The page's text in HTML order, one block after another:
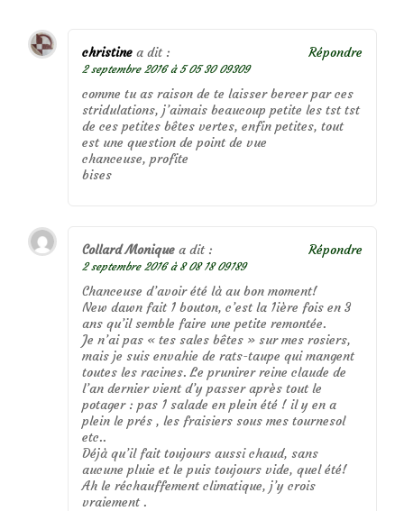
christine a dit :
2 septembre 2016 à 5 05 30 09309
comme tu as raison de te laisser bercer par ces
stridulations, j’aimais beaucoup petite les tst tst
de ces petites bêtes vertes, enfin petites, tout
est une question de point de vue
chanceuse, profite
bises
Répondre
Collard Monique a dit :
2 septembre 2016 à 8 08 18 09189
Chanceuse d’avoir été là au bon moment!
New dawn fait 1 bouton, c’est la 1ière fois en 3
ans qu’il semble faire une petite remontée.
Je n’ai pas « tes sales bêtes » sur mes rosiers,
mais je suis envahie de rats-taupe qui mangent
toutes les racines. Le prunirer reine claude de
l’an dernier vient d’y passer après tout le
potager : pas 1 salade en plein été ! il y en a
plein le prés , les fraisiers sous mes tournesol
etc..
Déjà qu’il fait toujours aussi chaud, sans
aucune pluie et le puis toujours vide, quel été!
Ah le réchauffement climatique, j’y crois
vraiement .
Répondre